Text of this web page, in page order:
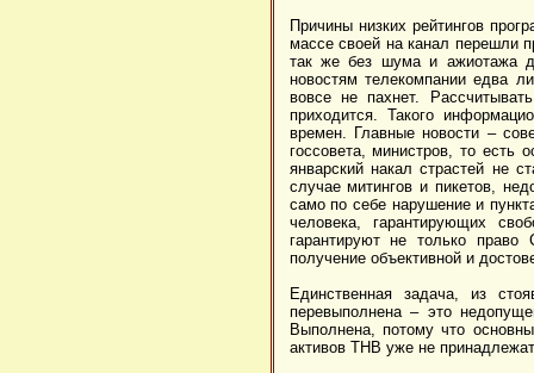
Причины низких рейтингов
массе своей на канал перешли
так же без шума и ажиотажа
новостям телекомпании едва
вовсе не пахнет.
приходится. Такого
времен. Главные новости –
госсовета, министров, то есть
январский накал страстей не
случае митингов и пикетов,
само по себе нарушение и
человека, гарантирующих
гарантируют не только
получение объективной и
Единственная задача, из
перевыполнена – это
Выполнена, потому что
активов ТНВ уже не